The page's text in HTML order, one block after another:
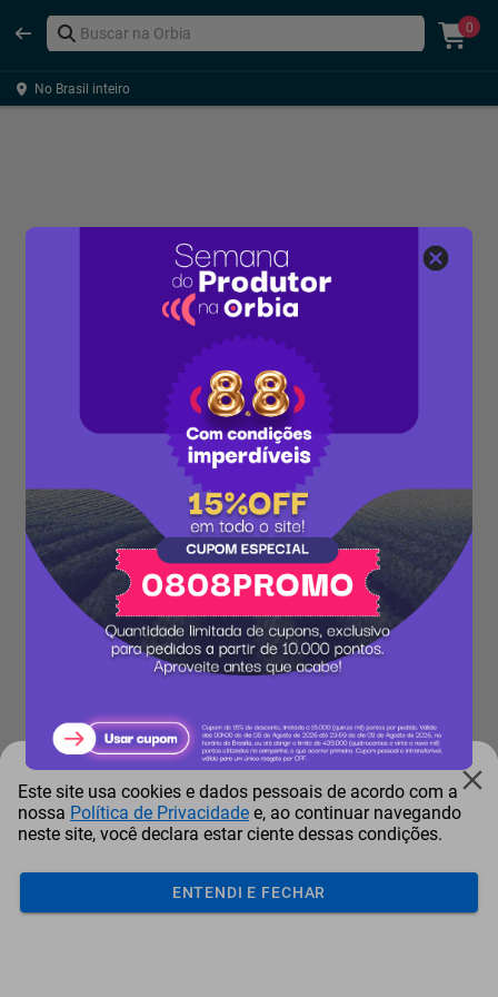
0
No Brasil inteiro
Este site usa cookies e dados pessoais de acordo com a
nossa Política de Privacidade e, ao continuar navegando
neste site, você declara estar ciente dessas condições.
ENTENDI E FECHAR